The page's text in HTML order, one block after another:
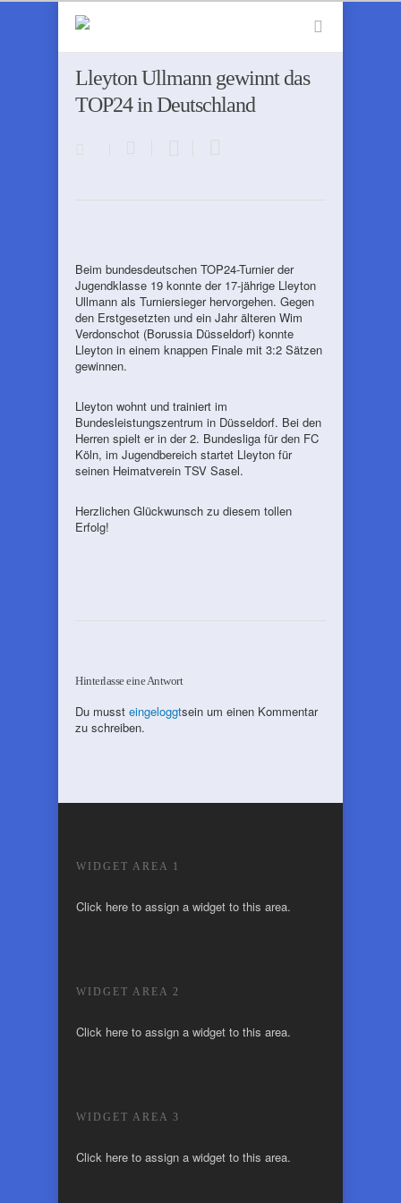
Lleyton Ullmann gewinnt das
TOP24 in Deutschland
Beim bundesdeutschen TOP24-Turnier der
Jugendklasse 19 konnte der 17-jährige Lleyton
Ullmann als Turniersieger hervorgehen. Gegen
den Erstgesetzten und ein Jahr älteren Wim
Verdonschot (Borussia Düsseldorf) konnte
Lleyton in einem knappen Finale mit 3:2 Sätzen
gewinnen.
Lleyton wohnt und trainiert im
Bundesleistungszentrum in Düsseldorf. Bei den
Herren spielt er in der 2. Bundesliga für den FC
Köln, im Jugendbereich startet Lleyton für
seinen Heimatverein TSV Sasel.
Herzlichen Glückwunsch zu diesem tollen
Erfolg!
Hinterlasse eine Antwort
Du musst eingeloggtsein um einen Kommentar
zu schreiben.
WIDGET AREA 1
Click here to assign a widget to this area.
WIDGET AREA 2
Click here to assign a widget to this area.
WIDGET AREA 3
Click here to assign a widget to this area.